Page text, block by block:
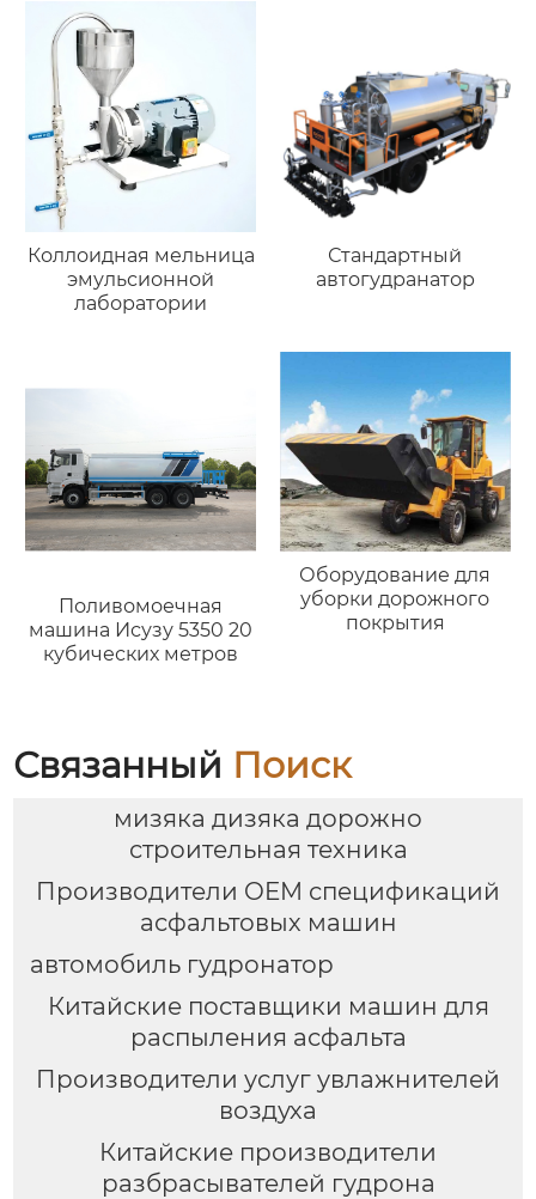
Коллоидная мельница
эмульсионной
лаборатории
Стандартный
автогудранатор
Поливомоечная
машина Исузу 5350 20
кубических метров
Оборудование для
уборки дорожного
покрытия
Связанный Поиск
мизяка дизяка дорожно
строительная техника
Производители OEM спецификаций
асфальтовых машин
автомобиль гудронатор
Китайские поставщики машин для
распыления асфальта
Производители услуг увлажнителей
воздуха
Китайские производители
разбрасывателей гудрона